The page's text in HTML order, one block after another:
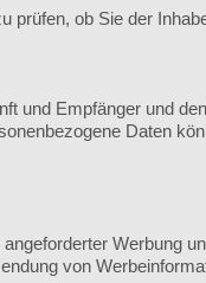
prüfen, ob Sie der
und Empfänger und
Daten
Werbung
von